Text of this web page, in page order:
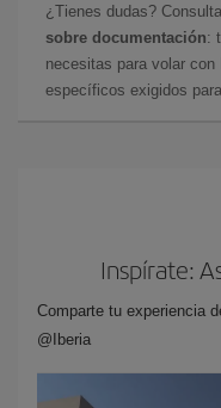
¿Tienes dudas?
sobre documentación:
necesitas para volar
específicos exigidos
Inspírate:
Comparte tu experiencia
@Iberia